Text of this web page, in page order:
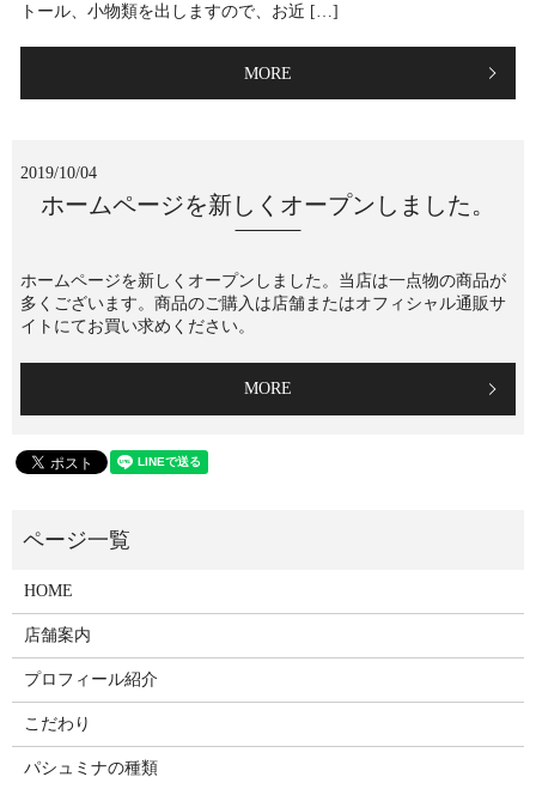
トール、小物類を出しますので、お近 […]
MORE
2019/10/04
ホームページを新しくオープンしました。
ホームページを新しくオープンしました。当店は一点物の商品が
多くございます。商品のご購入は店舗またはオフィシャル通販サ
イトにてお買い求めください。
MORE
HOME
店舗案内
プロフィール紹介
こだわり
パシュミナの種類